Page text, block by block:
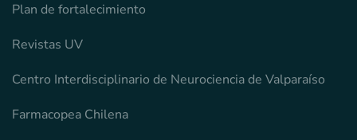
Plan de fortalecimiento
Revistas UV
Centro Interdisciplinario de Neurociencia de Valparaíso
Farmacopea Chilena